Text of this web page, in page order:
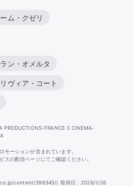
ム・クゼリ
ラン・オメルタ
ヴィア・コート
PRODUCTIONS-FRANCE 3 CINEMA-
モーションが含まれています。
の配信ページにてご確認ください。
content/396345/) 取得日：2026/1/26